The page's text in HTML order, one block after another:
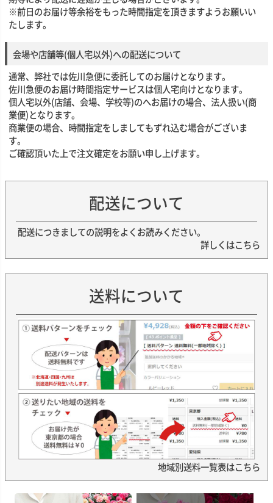
※前日のお届け等余裕をもった時間指定を頂きますようお願いい
たします。
会場や店舗等(個人宅以外)への配送について
通常、弊社では佐川急便に委託してのお届けとなります。
佐川急便のお届け時間指定サービスは個人宅向けとなります。
個人宅以外(店舗、会場、学校等)のへお届けの場合、法人扱い(商
業便)となります。
商業便の場合、時間指定をしましてもずれ込む場合がございま
す。
ご確認頂いた上で注文確定をお願い申し上げます。
配送について
配送につきましての説明をよくお読みください。
詳しくはこちら
送料について
地域別送料一覧表はこちら